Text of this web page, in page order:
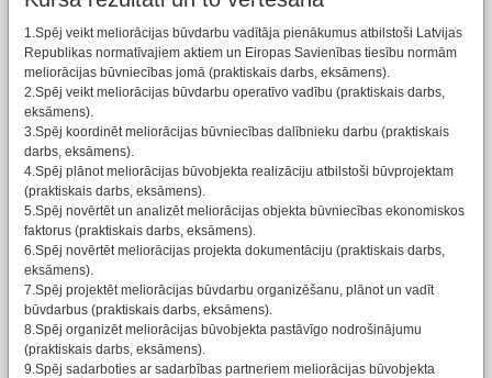
1.Spēj veikt meliorācijas būvdarbu vadītāja pienākumus atbilstoši Latvijas
Republikas normatīvajiem aktiem un Eiropas Savienības tiesību normām
meliorācijas būvniecības jomā (praktiskais darbs, eksāmens).
2.Spēj veikt meliorācijas būvdarbu operatīvo vadību (praktiskais darbs,
eksāmens).
3.Spēj koordinēt meliorācijas būvniecības dalībnieku darbu (praktiskais
darbs, eksāmens).
4.Spēj plānot meliorācijas būvobjekta realizāciju atbilstoši būvprojektam
(praktiskais darbs, eksāmens).
5.Spēj novērtēt un analizēt meliorācijas objekta būvniecības ekonomiskos
faktorus (praktiskais darbs, eksāmens).
6.Spēj novērtēt meliorācijas projekta dokumentāciju (praktiskais darbs,
eksāmens).
7.Spēj projektēt meliorācijas būvdarbu organizēšanu, plānot un vadīt
būvdarbus (praktiskais darbs, eksāmens).
8.Spēj organizēt meliorācijas būvobjekta pastāvīgo nodrošinājumu
(praktiskais darbs, eksāmens).
9.Spēj sadarboties ar sadarbības partneriem meliorācijas būvobjekta